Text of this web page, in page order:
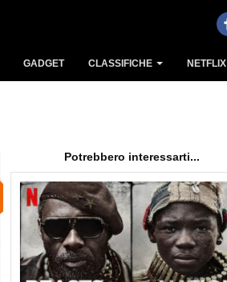
GADGET CLASSIFICHE NETFLIX
Potrebbero interessarti...